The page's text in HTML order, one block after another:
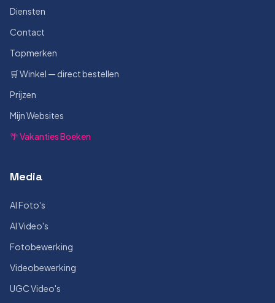
Diensten
Contact
Topmerken
🛒 Winkel — direct bestellen
Prijzen
Mijn Websites
🌴 Vakanties Boeken
Media
AI Foto's
AI Video's
Fotobewerking
Videobewerking
UGC Video's